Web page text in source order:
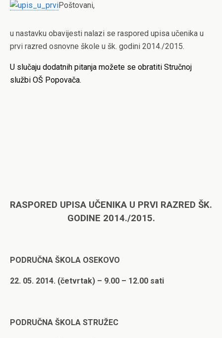
Poštovani,
u nastavku obavijesti nalazi se raspored upisa učenika u
prvi razred osnovne škole u šk. godini 2014./2015.
U slučaju dodatnih pitanja možete se obratiti Stručnoj
službi OŠ Popovača.
RASPORED UPISA UČENIKA U PRVI RAZRED ŠK.
GODINE 2014./2015.
PODRUČNA ŠKOLA OSEKOVO
22. 05. 2014. (četvrtak) – 9.00 – 12.00 sati
PODRUČNA ŠKOLA STRUŽEC